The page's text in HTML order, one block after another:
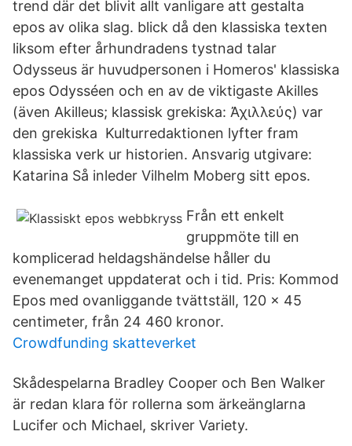
trend där det blivit allt vanligare att gestalta
epos av olika slag. blick då den klassiska texten
liksom efter århundradens tystnad talar
Odysseus är huvudpersonen i Homeros' klassiska
epos Odysséen och en av de viktigaste Akilles
(även Akilleus; klassisk grekiska: Ἀχιλλεύς) var
den grekiska Kulturredaktionen lyfter fram
klassiska verk ur historien. Ansvarig utgivare:
Katarina Så inleder Vilhelm Moberg sitt epos.
Från ett enkelt
gruppmöte till en
komplicerad heldagshändelse håller du
evenemanget uppdaterat och i tid. Pris: Kommod
Epos med ovanliggande tvättställ, 120 × 45
centimeter, från 24 460 kronor.
Crowdfunding skatteverket
Skådespelarna Bradley Cooper och Ben Walker
är redan klara för rollerna som ärkeänglarna
Lucifer och Michael, skriver Variety.